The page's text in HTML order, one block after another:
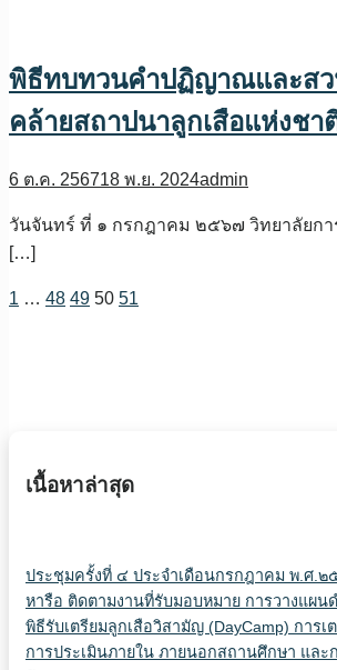
พิธีทบทวนคำปฏิญาณและส
คล้ายสถาปนาลูกเสือแห่งชา
6 ต.ค. 256718 พ.ย. 2024admin
วันจันทร์ ที่ ๑ กรกฎาคม ๒๕๖๗ วิทยาลัยก
[…]
1 … 48 49 50 51
เนื้อหาล่าสุด
ประชุมครั้งที่ ๔ ประจำเดือนกรกฎาคม พ.ศ.๒
หารือ ติดตามงานที่รับมอบหมาย การวางแผน
พิธีรับเตรียมลูกเสือวิสามัญ (Day​Camp) การ
การประเมินภายใน ภายนอกสถานศึกษา และ